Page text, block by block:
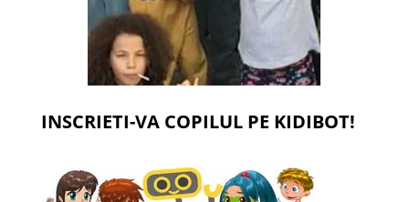
INSCRIETI-VA COPILUL PE KIDIBOT!